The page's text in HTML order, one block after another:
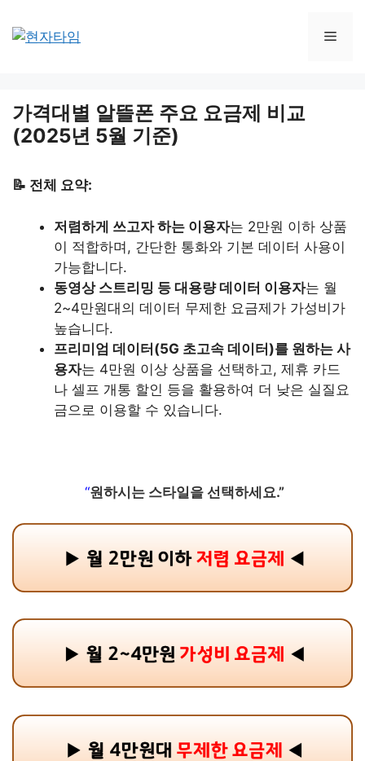
가격대별 알뜰폰 주요 요금제 비교
(2025년 5월 기준)
📝 전체 요약:
저렴하게 쓰고자 하는 이용자는 2만원 이하 상품
이 적합하며, 간단한 통화와 기본 데이터 사용이
가능합니다.
동영상 스트리밍 등 대용량 데이터 이용자는 월
2~4만원대의 데이터 무제한 요금제가 가성비가
높습니다.
프리미엄 데이터(5G 초고속 데이터)를 원하는 사
용자는 4만원 이상 상품을 선택하고, 제휴 카드
나 셀프 개통 할인 등을 활용하여 더 낮은 실질요
금으로 이용할 수 있습니다.
“원하시는 스타일을 선택하세요.”